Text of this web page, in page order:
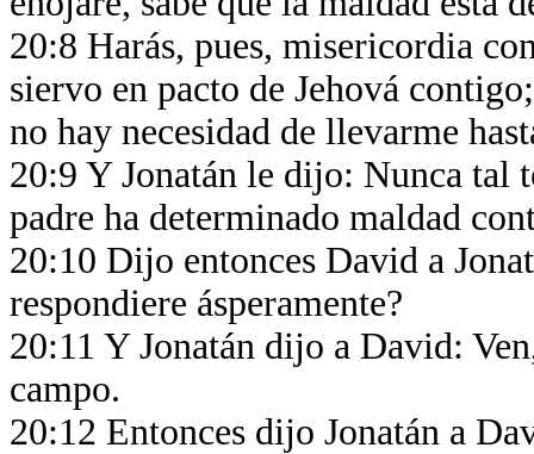
20:8 Harás, pues, misericordia
siervo en pacto de Jehová
no hay necesidad de llevarme
20:9 Y Jonatán le dijo: Nunca tal
padre ha determinado maldad
20:10 Dijo entonces David a
respondiere ásperamente?
20:11 Y Jonatán dijo a David:
campo.
20:12 Entonces dijo Jonatán a